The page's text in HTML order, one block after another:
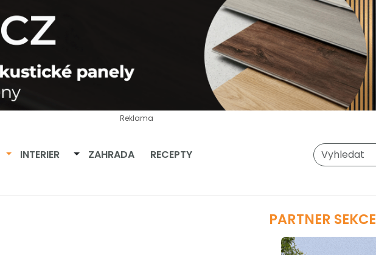
Reklama
Přepnout dropdown
INTERIER Přepnout dropdown
ZAHRADA RECEPTY
PARTNER SEKCE